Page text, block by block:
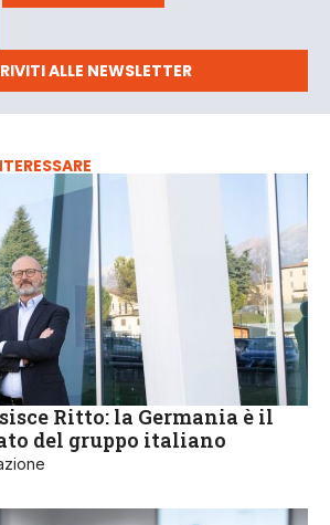
ALLE NEWSLETTER
Ritto: la Germania è il
del gruppo italiano